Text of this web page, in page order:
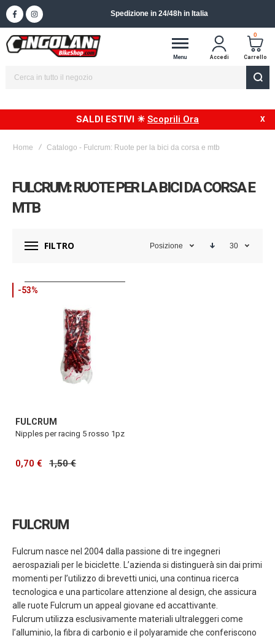
Spedizione in 24/48h in Italia
Menu Accedi
0
Carrello
SALDI ESTIVI ☀ Scoprili Ora
Home Catalogo - Fulcrum: Ruote per la bici da corsa e mtb
FULCRUM: RUOTE PER LA BICI DA CORSA E
MTB
FILTRO Posizione 30
-53%
FULCRUM
Nipples per racing 5 rosso 1pz
0,70 € 1,50 €
FULCRUM
Fulcrum nasce nel 2004 dalla passione di tre ingegneri
aerospaziali per le biciclette. L’azienda si distinguerà sin dai primi
momenti per l’utilizzo di brevetti unici, una continua ricerca
tecnologica e una particolare attenzione al design, che assicura
alle ruote Fulcrum un appeal giovane ed accattivante.
Fulcrum utilizza esclusivamente materiali ultraleggeri come
l’alluminio, la fibra di carbonio e il polyaramide che conferiscono